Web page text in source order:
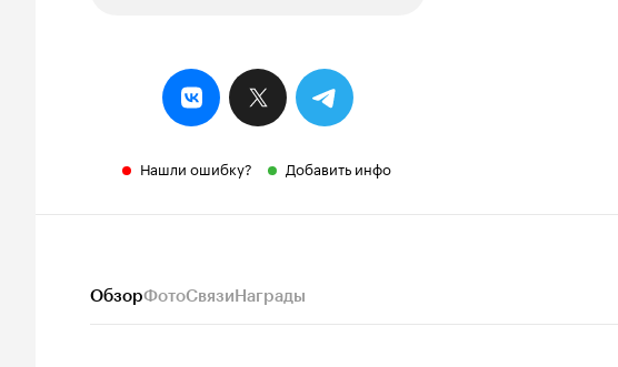
Нашли ошибку? Добавить инфо
ОбзорФотоСвязиНаграды